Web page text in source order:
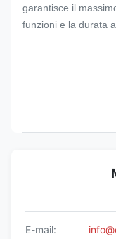
garantisce il
funzioni e la durata
E-mail: